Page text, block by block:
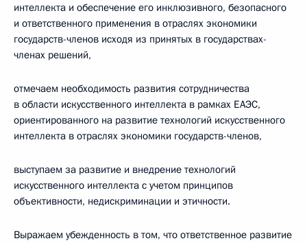
интеллекта и обеспечение его инклюзивного, безопасного
и ответственного применения в отраслях экономики
государств-членов исходя из принятых в государствах-
членах решений,
отмечаем необходимость развития сотрудничества
в области искусственного интеллекта в рамках ЕАЭС,
ориентированного на развитие технологий искусственного
интеллекта в отраслях экономики государств-членов,
выступаем за развитие и внедрение технологий
искусственного интеллекта с учетом принципов
объективности, недискриминации и этичности.
Выражаем убежденность в том, что ответственное развитие